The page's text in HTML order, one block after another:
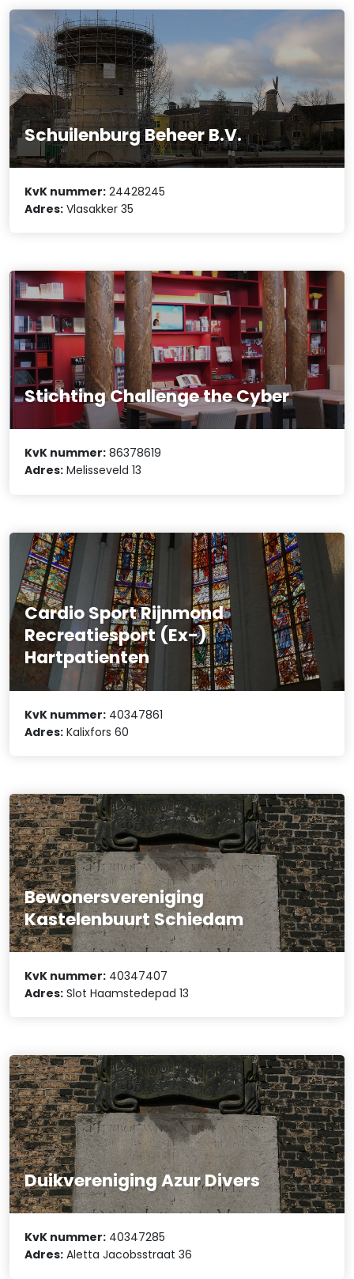
Schuilenburg Beheer B.V.
KvK nummer: 24428245
Adres: Vlasakker 35
Stichting Challenge the Cyber
KvK nummer: 86378619
Adres: Melisseveld 13
Cardio Sport Rijnmond
Recreatiesport (Ex-)
Hartpatienten
KvK nummer: 40347861
Adres: Kalixfors 60
Bewonersvereniging
Kastelenbuurt Schiedam
KvK nummer: 40347407
Adres: Slot Haamstedepad 13
Duikvereniging Azur Divers
KvK nummer: 40347285
Adres: Aletta Jacobsstraat 36